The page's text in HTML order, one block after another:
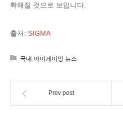
확해질 것으로 보입니다.
출처: SIGMA
국내 아이게이밍 뉴스
Prev post